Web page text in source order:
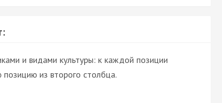
и видами культуры: к каждой позиции
из второго столбца.